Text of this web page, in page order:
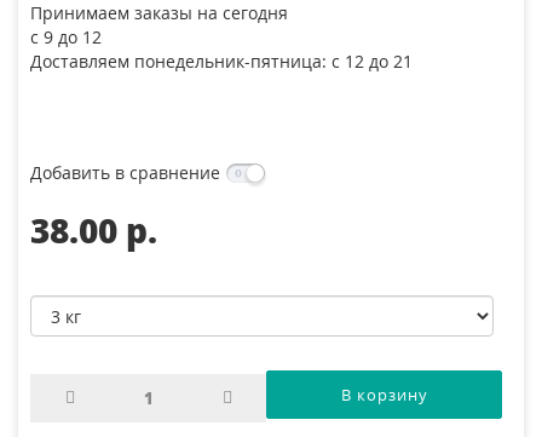
Принимаем заказы на сегодня
с 9 до 12
Доставляем понедельник-пятница: с 12 до 21
Добавить в сравнение
38.00 p.